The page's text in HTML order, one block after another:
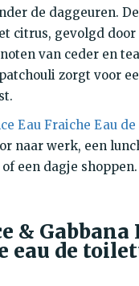
de daggeuren.
citrus, gevolgd door
van ceder en
zorgt voor
Eau Fraiche Eau
naar werk, een
een dagje shoppen.
&
eau de